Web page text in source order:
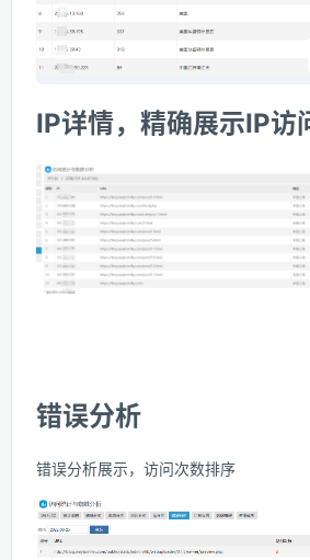
IP详情，精确展示IP访
错误分析
错误分析展示，访问次数排序